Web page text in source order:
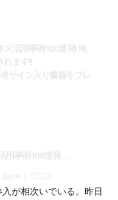
が相次いでいる。昨日